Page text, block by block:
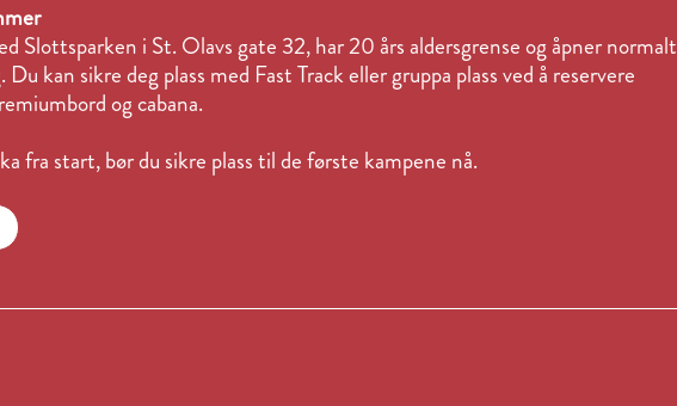
Slottsparken i St. Olavs gate 32, har 20 års aldersgrense og åpner normalt
kan sikre deg plass med Fast Track eller gruppa plass ved å reservere
og cabana.
fra start, bør du sikre plass til de første kampene nå.